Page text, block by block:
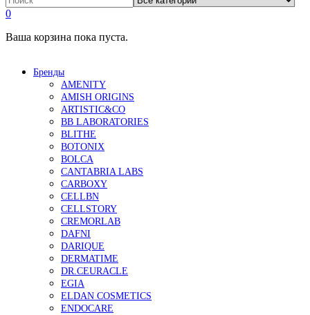
0
Ваша корзина пока пуста.
Бренды
AMENITY
AMISH ORIGINS
ARTISTIC&CO
BB LABORATORIES
BLITHE
BOTONIX
BOLCA
CANTABRIA LABS
CARBOXY
CELLBN
CELLSTORY
CREMORLAB
DAFNI
DARIQUE
DERMATIME
DR.CEURACLE
EGIA
ELDAN COSMETICS
ENDOCARE